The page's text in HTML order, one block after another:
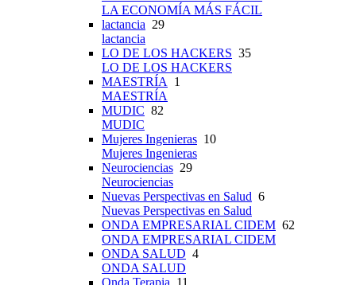
LA ECONOMÍA MÁS FÁCIL
lactancia 29
lactancia
LO DE LOS HACKERS 35
LO DE LOS HACKERS
MAESTRÍA
1
MAESTRÍA
MUDIC 82
MUDIC
Mujeres Ingenieras 10
Mujeres Ingenieras
Neurociencias 29
Neurociencias
Nuevas Perspectivas en Salud 6
Nuevas Perspectivas en Salud
ONDA EMPRESARIAL CIDEM 62
ONDA EMPRESARIAL CIDEM
ONDA SALUD 4
ONDA SALUD